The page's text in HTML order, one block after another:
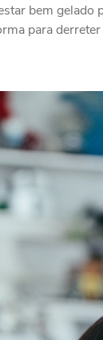
bem gelado
para